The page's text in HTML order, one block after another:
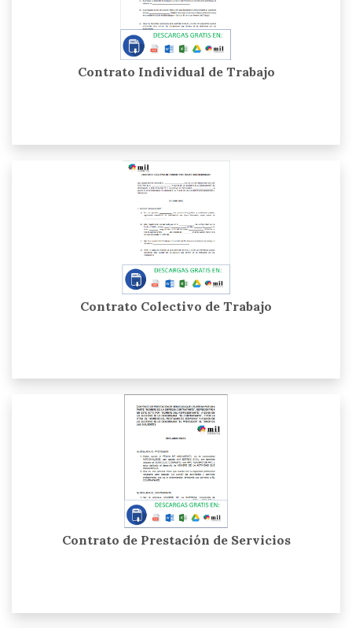
Contrato Individual de Trabajo
Contrato Colectivo de Trabajo
Contrato de Prestación de Servicios